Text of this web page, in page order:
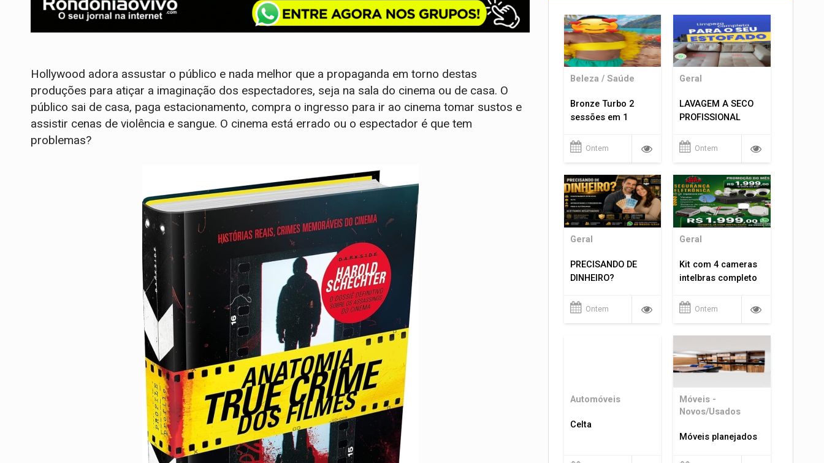
Hollywood adora assustar o público e nada melhor que a propaganda em torno destas
produções para atiçar a imaginação dos espectadores, seja na sala do cinema ou de casa. O
público sai de casa, paga estacionamento, compra o ingresso para ir ao cinema tomar sustos e
assistir cenas de violência e sangue. O cinema está errado ou o espectador é que tem
problemas?
Beleza / Saúde
Bronze Turbo 2
sessões em 1
Ontem
Geral
LAVAGEM A SECO
PROFISSIONAL
Ontem
Geral
PRECISANDO DE
DINHEIRO?
Ontem
Geral
Kit com 4 cameras
intelbras completo
Ontem
Automóveis
Celta
Móveis -
Novos/Usados
Móveis planejados